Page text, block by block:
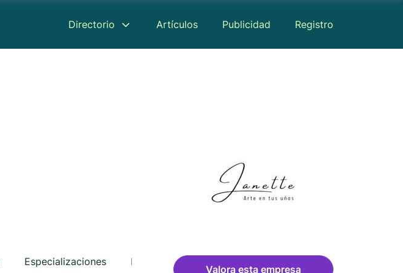
Directorio Artículos Publicidad Registro
Especializaciones Medios
Valora esta empresa